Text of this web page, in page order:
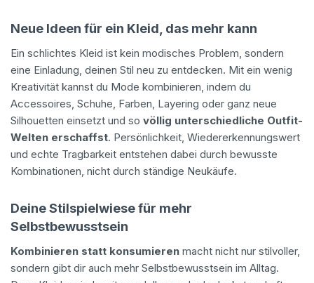
Neue Ideen für ein Kleid, das mehr kann
Ein schlichtes Kleid ist kein modisches Problem, sondern
eine Einladung, deinen Stil neu zu entdecken. Mit ein wenig
Kreativität kannst du Mode kombinieren, indem du
Accessoires, Schuhe, Farben, Layering oder ganz neue
Silhouetten einsetzt und so völlig unterschiedliche Outfit-
Welten erschaffst. Persönlichkeit, Wiedererkennungswert
und echte Tragbarkeit entstehen dabei durch bewusste
Kombinationen, nicht durch ständige Neukäufe.
Deine Stilspielwiese für mehr
Selbstbewusstsein
Kombinieren statt konsumieren macht nicht nur stilvoller,
sondern gibt dir auch mehr Selbstbewusstsein im Alltag.